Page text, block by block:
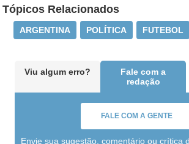
Tópicos Relacionados
ARGENTINA POLÍTICA FUTEBOL
Viu algum erro?
Fale com a
redação
FALE COM A GENTE
Envie sua sugestão, comentário ou crítica